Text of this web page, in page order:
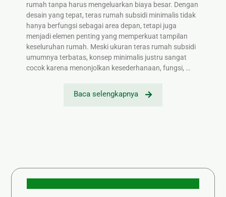
rumah tanpa harus mengeluarkan biaya besar. Dengan
desain yang tepat, teras rumah subsidi minimalis tidak
hanya berfungsi sebagai area depan, tetapi juga
menjadi elemen penting yang memperkuat tampilan
keseluruhan rumah. Meski ukuran teras rumah subsidi
umumnya terbatas, konsep minimalis justru sangat
cocok karena menonjolkan kesederhanaan, fungsi, …
Baca selengkapnya